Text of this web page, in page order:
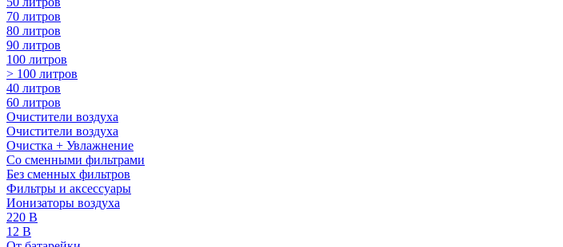
70 литров
80 литров
90 литров
100 литров
> 100 литров
40 литров
60 литров
Очистители воздуха
Очистители воздуха
Очистка + Увлажнение
Cо сменными фильтрами
Без сменных фильтров
Фильтры и аксессуары
Ионизаторы воздуха
220 В
12 В